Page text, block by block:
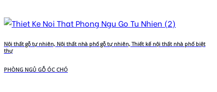
Nội thất gỗ tự nhiên, Nội thất nhà phố gỗ tự nhiên, Thiết kế nội thất nhà phố biệt
thự
PHÒNG NGỦ GỖ ÓC CHÓ